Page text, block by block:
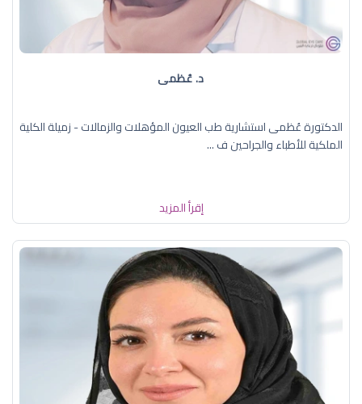
د. عُظمى
الدكتورة عُظمى استشارية طب العيون المؤهلات والزمالات - زميلة الكلية
الملكية للأطباء والجراحين ف ...
إقرأ المزيد